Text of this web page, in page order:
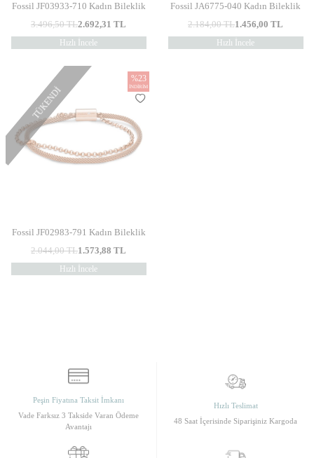
Fossil JF03933-710 Kadın Bileklik
3.496,50TL2.692,31 TL
Hızlı İncele
Fossil JA6775-040 Kadın Bileklik
2.184,00TL1.456,00 TL
Hızlı İncele
TÜKENDI
%23
İNDIRIM
Fossil JF02983-791 Kadın Bileklik
2.044,00TL1.573,88 TL
Hızlı İncele
Peşin Fiyatına Taksit İmkanı
Vade Farksız 3 Takside Varan Ödeme
Avantajı
Hızlı Teslimat
48 Saat İçerisinde Siparişiniz Kargoda